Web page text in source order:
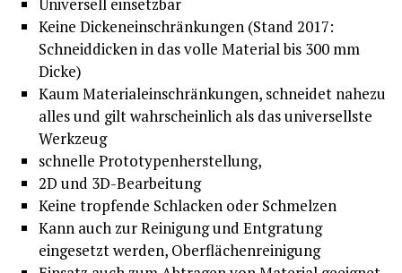
Keine Dickeneinschränkungen (Stand 2017:
Schneiddicken in das volle Material bis 300 mm
Dicke)
Kaum Materialeinschränkungen, schneidet nahezu
alles und gilt wahrscheinlich als das universellste
Werkzeug
schnelle Prototypenherstellung,
2D und 3D-Bearbeitung
Keine tropfende Schlacken oder Schmelzen
Kann auch zur Reinigung und Entgratung
eingesetzt werden, Oberflächenreinigung